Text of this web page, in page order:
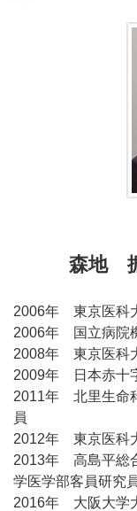
森地
2006年 東京医科
2006年 国立病院
2008年 東京医科
2009年 日本赤十
2011年 北里生命
員
2012年 東京医科
2013年 高島平総
学医学部客員研究
2016年 大阪大学